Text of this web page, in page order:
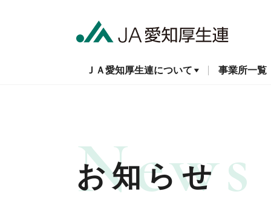
ＪＡ愛知厚生連について 事業所一覧
お知らせ